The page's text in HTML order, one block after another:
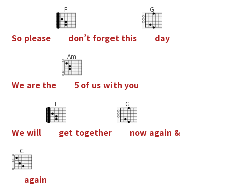
So please
F
don’t forget this
G
day
We are the
Am
5 of us with you
We will
F
get together
G
now again &
C
again